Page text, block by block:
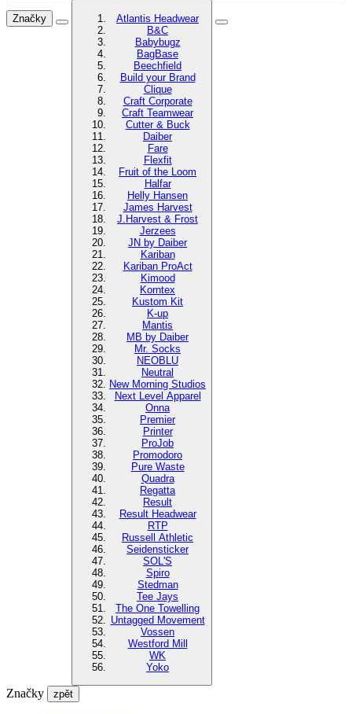
Značky
Atlantis Headwear
B&C
Babybugz
BagBase
Beechfield
Build your Brand
Clique
Craft Corporate
Craft Teamwear
Cutter & Buck
Daiber
Fare
Flexfit
Fruit of the Loom
Halfar
Helly Hansen
James Harvest
J.Harvest & Frost
Jerzees
JN by Daiber
Kariban
Kariban ProAct
Kimood
Korntex
Kustom Kit
K-up
Mantis
MB by Daiber
Mr. Socks
NEOBLU
Neutral
New Morning Studios
Next Level Apparel
Onna
Premier
Printer
ProJob
Promodoro
Pure Waste
Quadra
Regatta
Result
Result Headwear
RTP
Russell Athletic
Seidensticker
SOL'S
Spiro
Stedman
Tee Jays
The One Towelling
Untagged Movement
Vossen
Westford Mill
WK
Yoko
Značky zpět